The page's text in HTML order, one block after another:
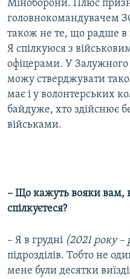
Міноборони. Плюс
головнокомандувачем
також не те, що радше в
Я спілкуюся з
офіцерами. У Залужного
можу стверджувати
має і у волонтерських
байдуже, хто здійснює
військами.
– Що кажуть вояки вам,
спілкуєтеся?
– Я в грудні (2021 року –
підрозділів. Тобто не
мене були десятки